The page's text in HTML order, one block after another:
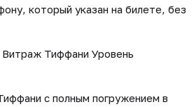
который указан на билете, без
Тиффани Уровень
с полным погружением в